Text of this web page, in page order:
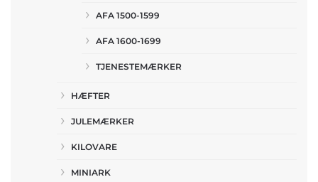
AFA 1500-1599
AFA 1600-1699
TJENESTEMÆRKER
HÆFTER
JULEMÆRKER
KILOVARE
MINIARK